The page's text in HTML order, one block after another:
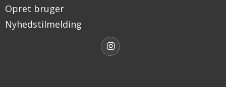
Opret bruger
Nyhedstilmelding